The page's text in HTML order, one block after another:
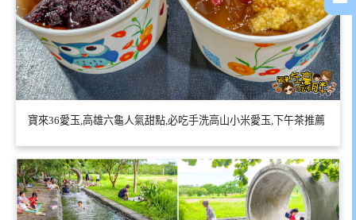
寶來36愛玉,高雄六龜人氣甜點,必吃手洗高山小米愛玉,下午茶推薦